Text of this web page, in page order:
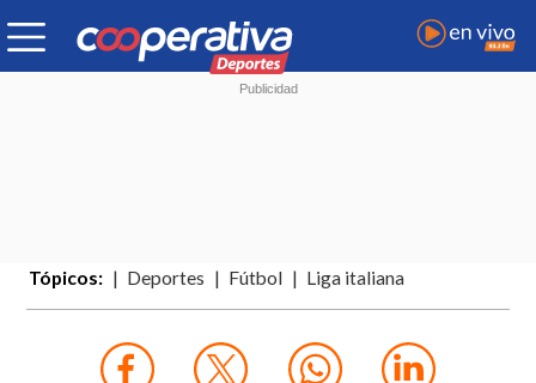
Tópicos: Deportes Fútbol Liga italiana